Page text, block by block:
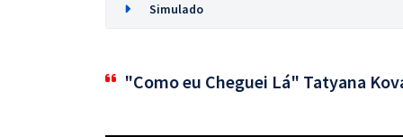
Simulado
"Como eu Cheguei Lá" Tatyana